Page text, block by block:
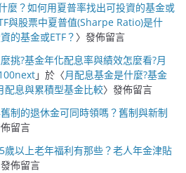
麼？如何用夏普率找出可投資的基金或
與股票中夏普值(Sharpe Ratio)是什
的基金或ETF？ 〉發佈留言
挑?基金年化配息率與績效怎麼看?月
」於〈月配息基金是什麼?基金
配息與累積型基金比較〉發佈留言
制的退休金可同時領嗎？舊制與新制
留言
歲以上老年福利有那些？老人年金津貼
佈留言